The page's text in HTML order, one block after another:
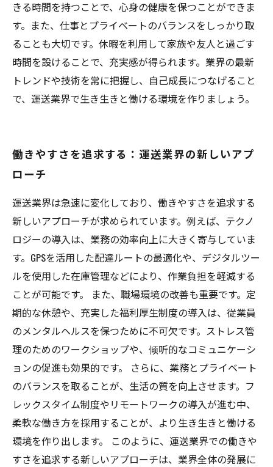
きる時間を持つことで、心身の健康を保つことができま
す。また、仕事とプライベートのバランスをしっかり取
ることも大切です。休暇を利用して家族や友人と過ごす
時間を設けることで、充実感が得られます。業界の最新
トレンドや技術を常に把握し、自己成長につなげること
で、運送業界で生き生きと働ける環境を作りましょう。
働きやすさを追求する：運送業界の新しいアプ
ローチ
運送業界は急速に変化しており、働きやすさを追求する
新しいアプローチが求められています。例えば、テクノ
ロジーの導入は、業務の効率向上に大きく寄与していま
す。GPSを活用した配達ルートの最適化や、デジタルツー
ルを使用した在庫管理などにより、作業負担を軽減する
ことが可能です。 また、職場環境の改善も重要です。定
期的な休憩や、充実した福利厚生制度の導入は、従業員
のメンタルヘルスを保つために不可欠です。ストレス管
理のためのワークショップや、倾听的なコミュニケーシ
ョンの促進も効果的です。 さらに、業務とプライベート
のバランスを取ることが、生活の質を向上させます。フ
レックスタイム制度やリモートワークの導入が進む中、
柔軟な働き方を採用することが、より生き生きと働ける
環境を作り出します。 このように、運送業界での働きや
すさを追求する新しいアプローチは、業界全体の発展に